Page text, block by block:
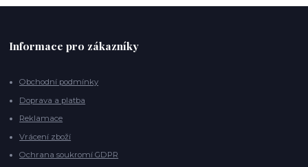
Informace pro zákazníky
Obchodní podmínky
Doprava a platba
Reklamace
Vrácení zboží
Ochrana soukromí GDPR